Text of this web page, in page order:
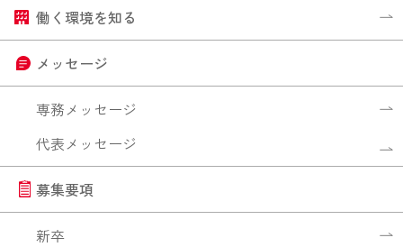
働く環境を知る
メッセージ
専務メッセージ
代表メッセージ
募集要項
新卒